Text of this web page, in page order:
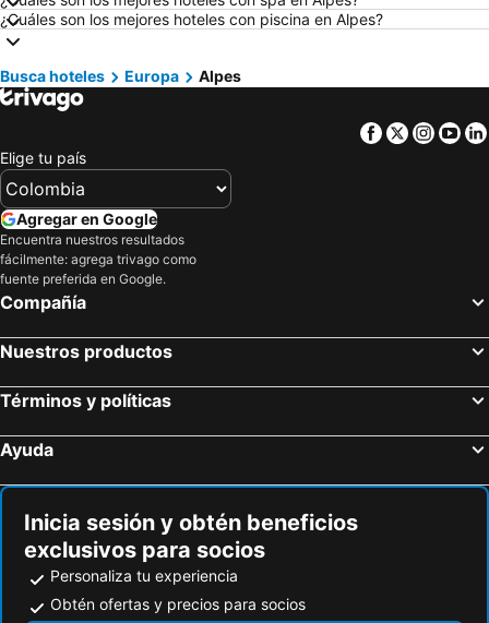
Hoteles en Villeta
Hoteles en Girardot
Hoteles en Pereira
Hoteles en Santiago de Chile
Hoteles en Jamaica
Hoteles en La Guajira
Hoteles en Islandia
Hoteles en Risaralda
Hoteles en Fuerteventura
Hoteles en Boyacá
Hoteles en Amazonas
¿Cuáles son los mejores hoteles con piscina en Alpes?
Busca hoteles Europa Alpes
Facebook
Twitter
Elige tu país
Agregar en Google
Encuentra nuestros resultados
fácilmente: agrega trivago como
fuente preferida en Google.
Compañía
Nuestros productos
Términos y políticas
Ayuda
Inicia sesión y obtén beneficios
exclusivos para socios
Personaliza tu experiencia
Obtén ofertas y precios para socios